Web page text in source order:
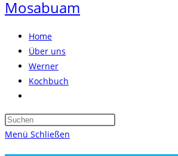
Mosabuam
Home
Über uns
Werner
Kochbuch
umschalten
Press
Menü Schließen